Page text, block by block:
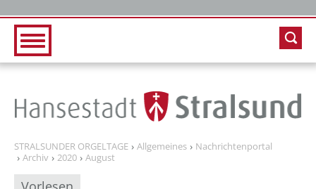
STRALSUNDER ORGELTAGE Allgemeines
Nachrichtenportal
Archiv
2020 August